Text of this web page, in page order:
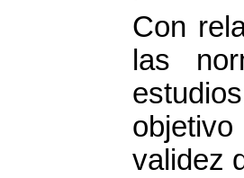
Con
las
validez